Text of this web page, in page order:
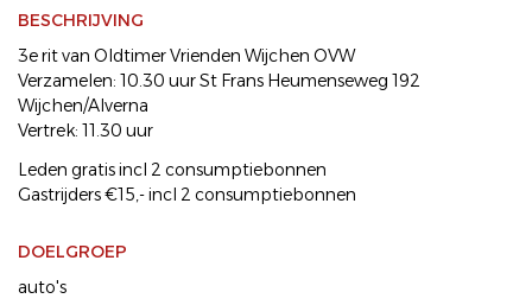
BESCHRIJVING
3e rit van Oldtimer Vrienden Wijchen OVW
Verzamelen: 10.30 uur St Frans Heumenseweg 192
Wijchen/Alverna
Vertrek: 11.30 uur
Leden gratis incl 2 consumptiebonnen
Gastrijders €15,- incl 2 consumptiebonnen
DOELGROEP
auto's